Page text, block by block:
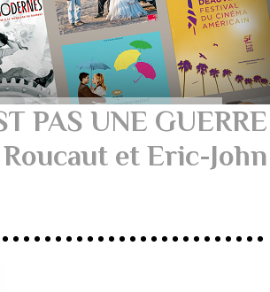
PAS UNE GUERRE
et Eric-John